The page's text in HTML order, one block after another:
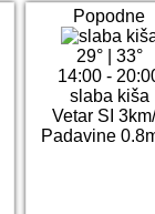
Popodne
29°| 33°
14:00 -
slaba kiša
Vetar SI
Padavine